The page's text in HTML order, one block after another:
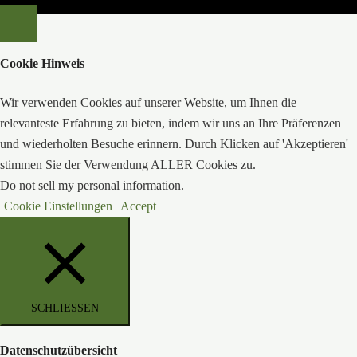
Cookie Hinweis
Wir verwenden Cookies auf unserer Website, um Ihnen die
relevanteste Erfahrung zu bieten, indem wir uns an Ihre Präferenzen
und wiederholten Besuche erinnern. Durch Klicken auf 'Akzeptieren'
stimmen Sie der Verwendung ALLER Cookies zu.
Do not sell my personal information.
Cookie Einstellungen
Accept
SCHLIESSEN
Datenschutzübersicht